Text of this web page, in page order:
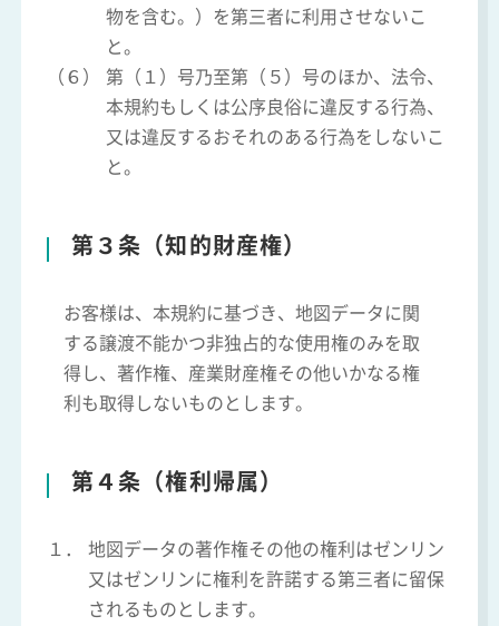
物を含む。）を第三者に利用させないこ
と。
（６）
第（１）号乃至第（５）号のほか、法令、
本規約もしくは公序良俗に違反する行為、
又は違反するおそれのある行為をしないこ
と。
第３条（知的財産権）
お客様は、本規約に基づき、地図データに関
する譲渡不能かつ非独占的な使用権のみを取
得し、著作権、産業財産権その他いかなる権
利も取得しないものとします。
第４条（権利帰属）
１．
地図データの著作権その他の権利はゼンリン
又はゼンリンに権利を許諾する第三者に留保
されるものとします。